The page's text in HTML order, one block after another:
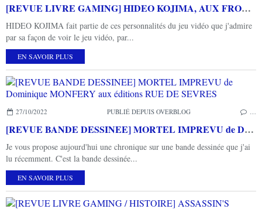
[REVUE LIVRE GAMING] HIDEO KOJIMA, AUX FRONTIERES DU JEU d'Erwan DESBOIS aux éditions Playlist Society
HIDEO KOJIMA fait partie de ces personnalités du jeu vidéo que j'admire
par sa façon de voir le jeu vidéo, par...
EN SAVOIR PLUS
27/10/2022 PUBLIÉ DEPUIS OVERBLOG
[REVUE BANDE DESSINEE] MORTEL IMPREVU de Dominique MONFERY aux éditions RUE DE SEVRES
Je vous propose aujourd'hui une chronique sur une bande dessinée que j'ai
lu récemment. C'est la bande dessinée...
EN SAVOIR PLUS